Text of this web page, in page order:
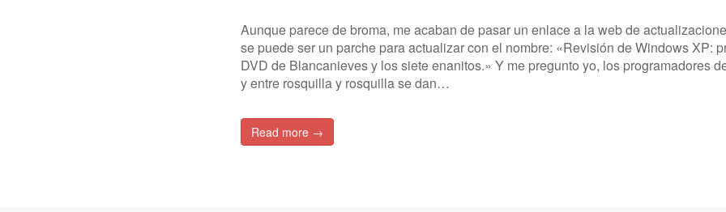
Aunque parece de broma, me acaban de pasar un enlace a la web de
se puede ser un parche para actualizar con el nombre: «Revisión de Windows XP:
DVD de Blancanieves y los siete enanitos.» Y me pregunto yo, los programadores
y entre rosquilla y rosquilla se dan…
Read more →